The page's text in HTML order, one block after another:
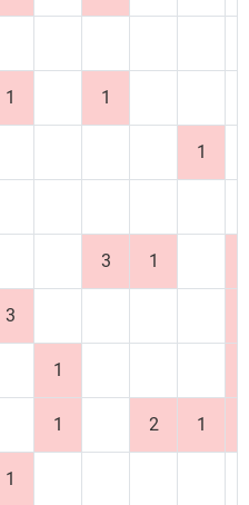
1 1
1
3 1
3
1
1 2 1
1